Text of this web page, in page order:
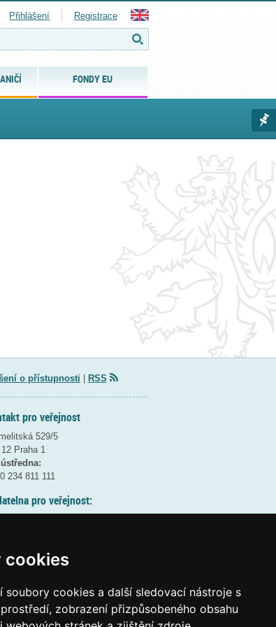
cookies
cookies a další sledovací nástroje s
zobrazení přizpůsobeného obsahu
FONDY EU
Přihlášení Registrace
o přístupnosti RSS
pro veřejnost
529/5
12 Praha 1
234 811 111
pro veřejnost:
informací
podatelna: